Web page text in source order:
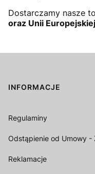
Dostarczamy nasze
oraz Unii Europejskiej
Linki w stopce
INFORMACJE
Regulaminy
Odstąpienie od Umowy -
Reklamacje